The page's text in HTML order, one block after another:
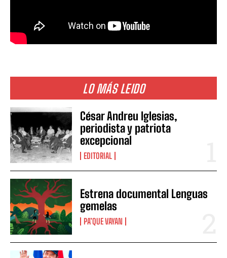
LO MÁS LEIDO
César Andreu Iglesias,
periodista y patriota
excepcional
EDITORIAL
Estrena documental Lenguas
gemelas
PA’QUE VAYAN